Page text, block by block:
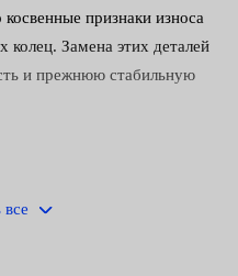
признаки износа
Замена этих деталей
и прежнюю стабильную
все